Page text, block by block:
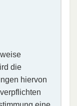
die
hiervon